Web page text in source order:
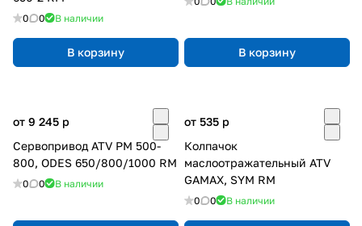
0 0 В наличии
В корзину В корзину
от 9 245 p
Сервопривод ATV РМ 500-
800, ODES 650/800/1000 RM
0 0 В наличии
от 535 p
Колпачок
маслоотражательный ATV
GAMAX, SYM RM
0 0 В наличии